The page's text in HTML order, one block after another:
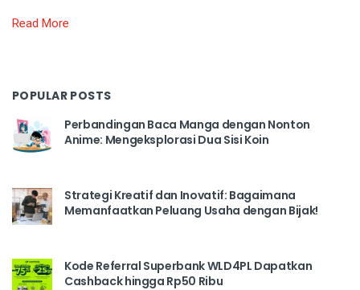
Read More
POPULAR POSTS
Perbandingan Baca Manga dengan Nonton
Anime: Mengeksplorasi Dua Sisi Koin
Strategi Kreatif dan Inovatif: Bagaimana
Memanfaatkan Peluang Usaha dengan Bijak!
Kode Referral Superbank WLD4PL Dapatkan
Cashback hingga Rp50 Ribu